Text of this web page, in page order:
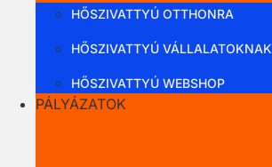
HŐSZIVATTYÚ OTTHONRA
HŐSZIVATTYÚ VÁLLALATOKNAK
HŐSZIVATTYÚ WEBSHOP
PÁLYÁZATOK